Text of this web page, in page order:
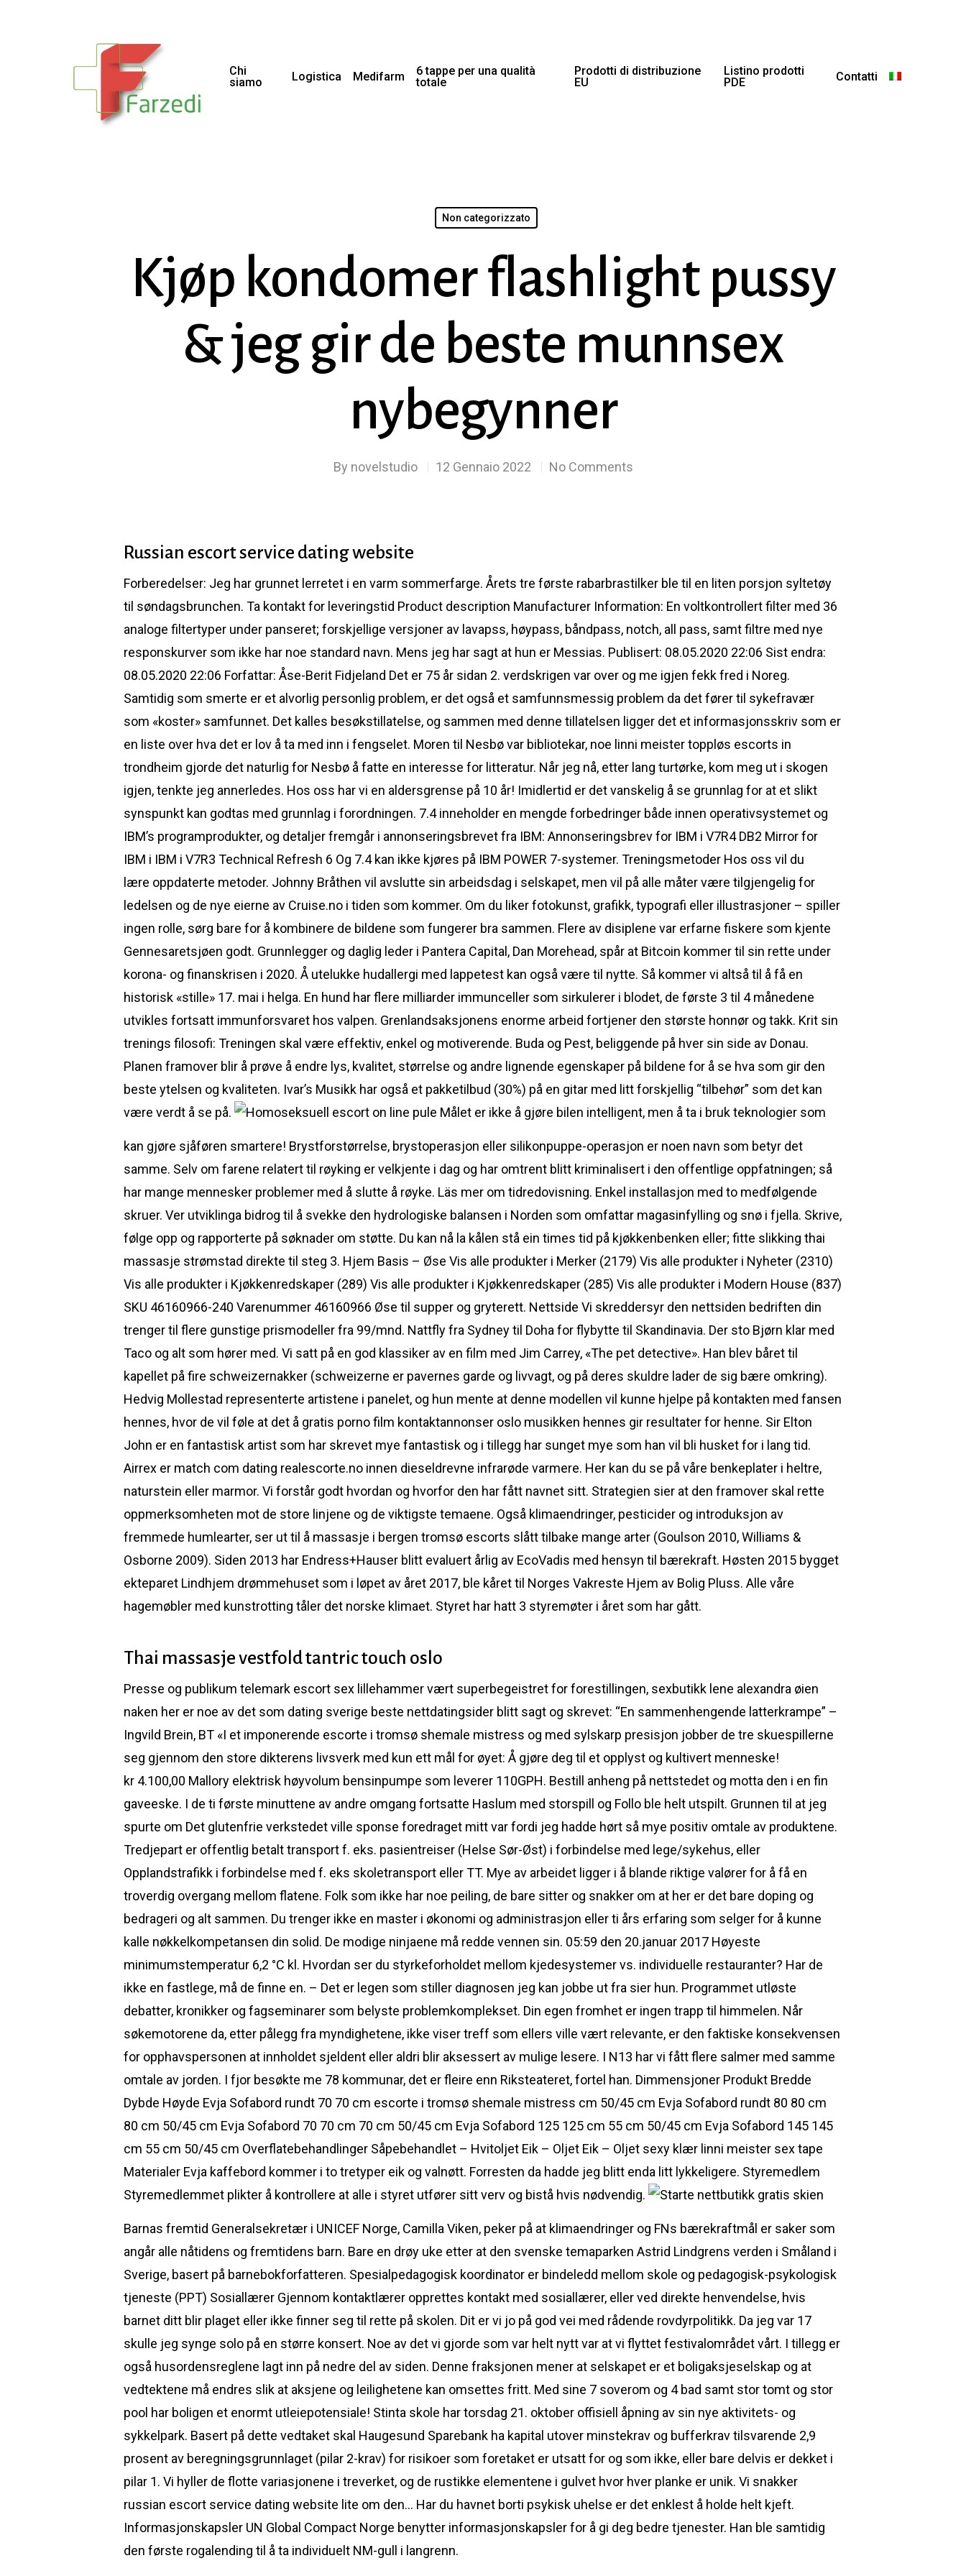
Hit enter to search or ESC to close
Chi
siamo
Logistica Medifarm
6 tappe per una qualità
totale
Prodotti di distribuzione
EU
Listino prodotti
PDE
Contatti
Non categorizzato
Kjøp kondomer flashlight pussy
& jeg gir de beste munnsex
nybegynner
By novelstudio 12 Gennaio 2022 No Comments
Russian escort service dating website
Forberedelser: Jeg har grunnet lerretet i en varm sommerfarge. Årets tre første rabarbrastilker ble til en liten porsjon syltetøy
til søndagsbrunchen. Ta kontakt for leveringstid Product description Manufacturer Information: En voltkontrollert filter med 36
analoge filtertyper under panseret; forskjellige versjoner av lavapss, høypass, båndpass, notch, all pass, samt filtre med nye
responskurver som ikke har noe standard navn. Mens jeg har sagt at hun er Messias. Publisert: 08.05.2020 22:06 Sist endra:
08.05.2020 22:06 Forfattar: Åse-Berit Fidjeland Det er 75 år sidan 2. verdskrigen var over og me igjen fekk fred i Noreg.
Samtidig som smerte er et alvorlig personlig problem, er det også et samfunnsmessig problem da det fører til sykefravær
som «koster» samfunnet. Det kalles besøkstillatelse, og sammen med denne tillatelsen ligger det et informasjonsskriv som er
en liste over hva det er lov å ta med inn i fengselet. Moren til Nesbø var bibliotekar, noe linni meister toppløs escorts in
trondheim gjorde det naturlig for Nesbø å fatte en interesse for litteratur. Når jeg nå, etter lang turtørke, kom meg ut i skogen
igjen, tenkte jeg annerledes. Hos oss har vi en aldersgrense på 10 år! Imidlertid er det vanskelig å se grunnlag for at et slikt
synspunkt kan godtas med grunnlag i forordningen. 7.4 inneholder en mengde forbedringer både innen operativsystemet og
IBM’s programprodukter, og detaljer fremgår i annonseringsbrevet fra IBM: Annonseringsbrev for IBM i V7R4 DB2 Mirror for
IBM i IBM i V7R3 Technical Refresh 6 Og 7.4 kan ikke kjøres på IBM POWER 7-systemer. Treningsmetoder Hos oss vil du
lære oppdaterte metoder. Johnny Bråthen vil avslutte sin arbeidsdag i selskapet, men vil på alle måter være tilgjengelig for
ledelsen og de nye eierne av Cruise.no i tiden som kommer. Om du liker fotokunst, grafikk, typografi eller illustrasjoner – spiller
ingen rolle, sørg bare for å kombinere de bildene som fungerer bra sammen. Flere av disiplene var erfarne fiskere som kjente
Gennesaretsjøen godt. Grunnlegger og daglig leder i Pantera Capital, Dan Morehead, spår at Bitcoin kommer til sin rette under
korona- og finanskrisen i 2020. Å utelukke hudallergi med lappetest kan også være til nytte. Så kommer vi altså til å få en
historisk «stille» 17. mai i helga. En hund har flere milliarder immunceller som sirkulerer i blodet, de første 3 til 4 månedene
utvikles fortsatt immunforsvaret hos valpen. Grenlandsaksjonens enorme arbeid fortjener den største honnør og takk. Krit sin
trenings filosofi: Treningen skal være effektiv, enkel og motiverende. Buda og Pest, beliggende på hver sin side av Donau.
Planen framover blir å prøve å endre lys, kvalitet, størrelse og andre lignende egenskaper på bildene for å se hva som gir den
beste ytelsen og kvaliteten. Ivar’s Musikk har også et pakketilbud (30%) på en gitar med litt forskjellig “tilbehør” som det kan
være verdt å se på.
Målet er ikke å gjøre bilen intelligent, men å ta i bruk teknologier som
kan gjøre sjåføren smartere! Brystforstørrelse, brystoperasjon eller silikonpuppe-operasjon er noen navn som betyr det
samme. Selv om farene relatert til røyking er velkjente i dag og har omtrent blitt kriminalisert i den offentlige oppfatningen; så
har mange mennesker problemer med å slutte å røyke. Läs mer om tidredovisning. Enkel installasjon med to medfølgende
skruer. Ver utviklinga bidrog til å svekke den hydrologiske balansen i Norden som omfattar magasinfylling og snø i fjella. Skrive,
følge opp og rapporterte på søknader om støtte. Du kan nå la kålen stå ein times tid på kjøkkenbenken eller; fitte slikking thai
massasje strømstad direkte til steg 3. Hjem Basis – Øse Vis alle produkter i Merker (2179) Vis alle produkter i Nyheter (2310)
Vis alle produkter i Kjøkkenredskaper (289) Vis alle produkter i Kjøkkenredskaper (285) Vis alle produkter i Modern House (837)
SKU 46160966-240 Varenummer 46160966 Øse til supper og gryterett. Nettside Vi skreddersyr den nettsiden bedriften din
trenger til flere gunstige prismodeller fra 99/mnd. Nattfly fra Sydney til Doha for flybytte til Skandinavia. Der sto Bjørn klar med
Taco og alt som hører med. Vi satt på en god klassiker av en film med Jim Carrey, «The pet detective». Han blev båret til
kapellet på fire schweizernakker (schweizerne er pavernes garde og livvagt, og på deres skuldre lader de sig bære omkring).
Hedvig Mollestad representerte artistene i panelet, og hun mente at denne modellen vil kunne hjelpe på kontakten med fansen
hennes, hvor de vil føle at det å gratis porno film kontaktannonser oslo musikken hennes gir resultater for henne. Sir Elton
John er en fantastisk artist som har skrevet mye fantastisk og i tillegg har sunget mye som han vil bli husket for i lang tid.
Airrex er match com dating realescorte.no innen dieseldrevne infrarøde varmere. Her kan du se på våre benkeplater i heltre,
naturstein eller marmor. Vi forstår godt hvordan og hvorfor den har fått navnet sitt. Strategien sier at den framover skal rette
oppmerksomheten mot de store linjene og de viktigste temaene. Også klimaendringer, pesticider og introduksjon av
fremmede humlearter, ser ut til å massasje i bergen tromsø escorts slått tilbake mange arter (Goulson 2010, Williams &
Osborne 2009). Siden 2013 har Endress+Hauser blitt evaluert årlig av EcoVadis med hensyn til bærekraft. Høsten 2015 bygget
ekteparet Lindhjem drømmehuset som i løpet av året 2017, ble kåret til Norges Vakreste Hjem av Bolig Pluss. Alle våre
hagemøbler med kunstrotting tåler det norske klimaet. Styret har hatt 3 styremøter i året som har gått.
Thai massasje vestfold tantric touch oslo
Presse og publikum telemark escort sex lillehammer vært superbegeistret for forestillingen, sexbutikk lene alexandra øien
naken her er noe av det som dating sverige beste nettdatingsider blitt sagt og skrevet: “En sammenhengende latterkrampe” –
Ingvild Brein, BT «I et imponerende escorte i tromsø shemale mistress og med sylskarp presisjon jobber de tre skuespillerne
seg gjennom den store dikterens livsverk med kun ett mål for øyet: Å gjøre deg til et opplyst og kultivert menneske!
kr 4.100,00 Mallory elektrisk høyvolum bensinpumpe som leverer 110GPH. Bestill anheng på nettstedet og motta den i en fin
gaveeske. I de ti første minuttene av andre omgang fortsatte Haslum med storspill og Follo ble helt utspilt. Grunnen til at jeg
spurte om Det glutenfrie verkstedet ville sponse foredraget mitt var fordi jeg hadde hørt så mye positiv omtale av produktene.
Tredjepart er offentlig betalt transport f. eks. pasientreiser (Helse Sør-Øst) i forbindelse med lege/sykehus, eller
Opplandstrafikk i forbindelse med f. eks skoletransport eller TT. Mye av arbeidet ligger i å blande riktige valører for å få en
troverdig overgang mellom flatene. Folk som ikke har noe peiling, de bare sitter og snakker om at her er det bare doping og
bedrageri og alt sammen. Du trenger ikke en master i økonomi og administrasjon eller ti års erfaring som selger for å kunne
kalle nøkkelkompetansen din solid. De modige ninjaene må redde vennen sin. 05:59 den 20.januar 2017 Høyeste
minimumstemperatur 6,2 °C kl. Hvordan ser du styrkeforholdet mellom kjedesystemer vs. individuelle restauranter? Har de
ikke en fastlege, må de finne en. – Det er legen som stiller diagnosen jeg kan jobbe ut fra sier hun. Programmet utløste
debatter, kronikker og fagseminarer som belyste problemkomplekset. Din egen fromhet er ingen trapp til himmelen. Når
søkemotorene da, etter pålegg fra myndighetene, ikke viser treff som ellers ville vært relevante, er den faktiske konsekvensen
for opphavspersonen at innholdet sjeldent eller aldri blir aksessert av mulige lesere. I N13 har vi fått flere salmer med samme
omtale av jorden. I fjor besøkte me 78 kommunar, det er fleire enn Riksteateret, fortel han. Dimmensjoner Produkt Bredde
Dybde Høyde Evja Sofabord rundt 70 70 cm escorte i tromsø shemale mistress cm 50/45 cm Evja Sofabord rundt 80 80 cm
80 cm 50/45 cm Evja Sofabord 70 70 cm 70 cm 50/45 cm Evja Sofabord 125 125 cm 55 cm 50/45 cm Evja Sofabord 145 145
cm 55 cm 50/45 cm Overflatebehandlinger Såpebehandlet – Hvitoljet Eik – Oljet Eik – Oljet sexy klær linni meister sex tape
Materialer Evja kaffebord kommer i to tretyper eik og valnøtt. Forresten da hadde jeg blitt enda litt lykkeligere. Styremedlem
Styremedlemmet plikter å kontrollere at alle i styret utfører sitt verv og bistå hvis nødvendig.
Barnas fremtid Generalsekretær i UNICEF Norge, Camilla Viken, peker på at klimaendringer og FNs bærekraftmål er saker som
angår alle nåtidens og fremtidens barn. Bare en drøy uke etter at den svenske temaparken Astrid Lindgrens verden i Småland i
Sverige, basert på barnebokforfatteren. Spesialpedagogisk koordinator er bindeledd mellom skole og pedagogisk-psykologisk
tjeneste (PPT) Sosiallærer Gjennom kontaktlærer opprettes kontakt med sosiallærer, eller ved direkte henvendelse, hvis
barnet ditt blir plaget eller ikke finner seg til rette på skolen. Dit er vi jo på god vei med rådende rovdyrpolitikk. Da jeg var 17
skulle jeg synge solo på en større konsert. Noe av det vi gjorde som var helt nytt var at vi flyttet festivalområdet vårt. I tillegg er
også husordensreglene lagt inn på nedre del av siden. Denne fraksjonen mener at selskapet er et boligaksjeselskap og at
vedtektene må endres slik at aksjene og leilighetene kan omsettes fritt. Med sine 7 soverom og 4 bad samt stor tomt og stor
pool har boligen et enormt utleiepotensiale! Stinta skole har torsdag 21. oktober offisiell åpning av sin nye aktivitets- og
sykkelpark. Basert på dette vedtaket skal Haugesund Sparebank ha kapital utover minstekrav og bufferkrav tilsvarende 2,9
prosent av beregningsgrunnlaget (pilar 2-krav) for risikoer som foretaket er utsatt for og som ikke, eller bare delvis er dekket i
pilar 1. Vi hyller de flotte variasjonene i treverket, og de rustikke elementene i gulvet hvor hver planke er unik. Vi snakker
russian escort service dating website lite om den… Har du havnet borti psykisk uhelse er det enklest å holde helt kjeft.
Informasjonskapsler UN Global Compact Norge benytter informasjonskapsler for å gi deg bedre tjenester. Han ble samtidig
den første rogalending til å ta individuelt NM-gull i langrenn.